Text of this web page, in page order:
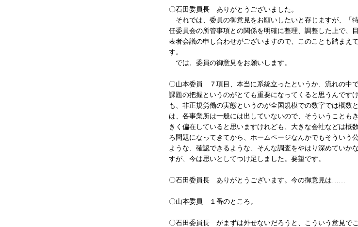
〇石田委員長 ありがとうございました。
それでは、委員の御意見をお願いしたいと存じますが、「
任委員会の所管事項との関係を明確に整理、調整した上で、
表者会議の申し合わせがございますので、このことも踏まえ
す。
では、委員の御意見をお願いします。
〇山本委員 ７項目、本当に系統立ったというか、流れの中
課題の把握というのがとても重要になってくると思うんです
も、非正規労働の実態というのが全国規模での数字では概
は、各事業所は一般には出していないので、そういうこと
きく偏在していると思いますけれども、大きな会社などは
ろ問題になってきてから、ホームページなんかでもそういう
ような、確認できるような、そんな調査をやはり深めていか
すが、今は思いとしてつけ足しました。要望です。
〇石田委員長 ありがとうございます。今の御意見は……
〇山本委員 １番のところ。
〇石田委員長 がまずは外せないだろうと、こういう意見でご